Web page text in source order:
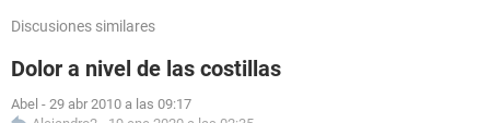
Discusiones similares
Dolor a nivel de las costillas
Abel - 29 abr 2010 a las 09:17